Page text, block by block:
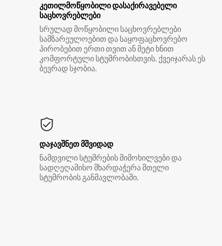
კეთილმოწყობილი დასაქირავებელი
საცხოვრებლები
სრულად მოწყობილი საცხოვრებლები
სამზარეულოებით და საყოფაცხოვრებო
პირობებით ერთი თვით ან მეტი ხნით
კომფორტული სტუმრობისთვის. ქვეიჯარას ეს
ბევრად სჯობია.
დაჯავშნეთ მშვიდად
ნამდვილი სტუმრების მიმოხილვები და
სადღეღამისო მხარდაჭერა მთელი
სტუმრობის განმავლობაში.